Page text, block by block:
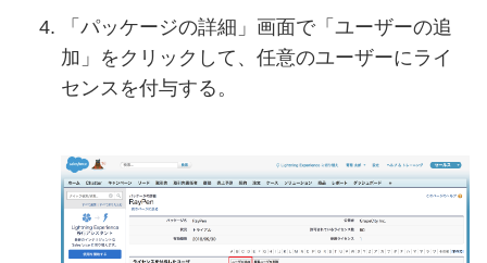
「パッケージの詳細」画面で「ユーザーの追
加」をクリックして、任意のユーザーにライ
センスを付与する。